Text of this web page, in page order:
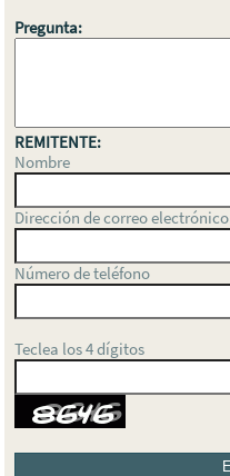
Pregunta:
REMITENTE:
Nombre
Dirección de correo electrónico
Número de teléfono
Teclea los 4 dígitos